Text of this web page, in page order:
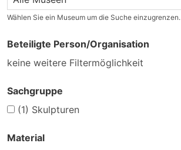
Wählen Sie ein Museum um die Suche einzugrenzen.
Beteiligte Person/Organisation
keine weitere Filtermöglichkeit
Sachgruppe
(1) Skulpturen
Material